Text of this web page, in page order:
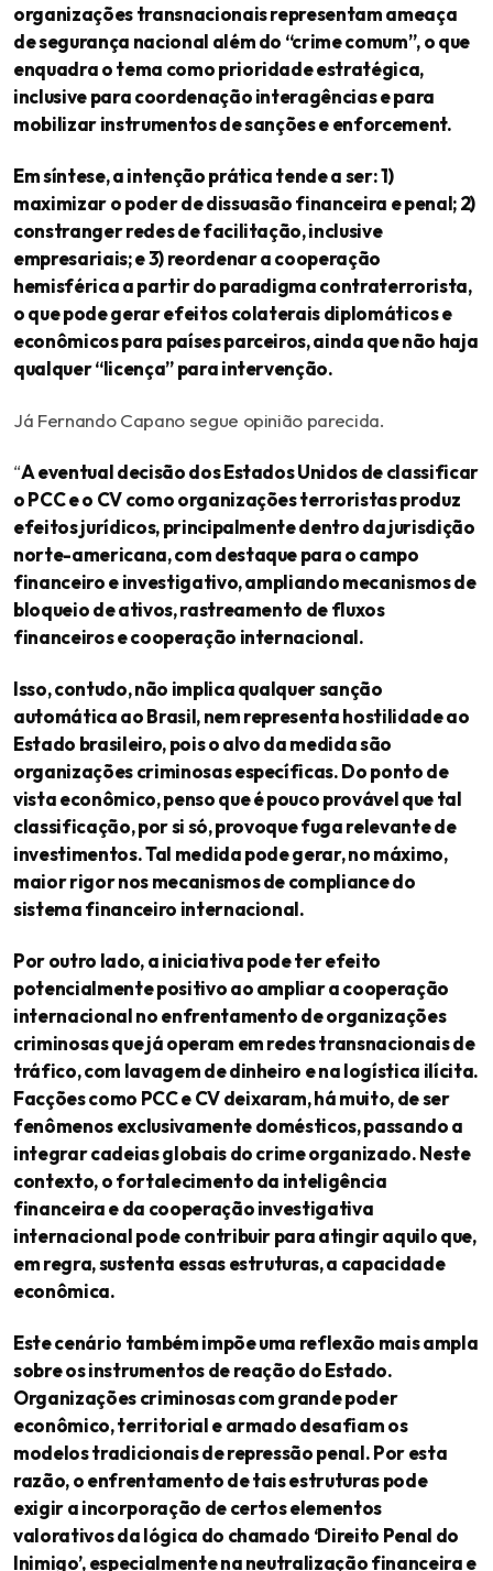
organizações transnacionais representam ameaça
de segurança nacional além do “crime comum”, o que
enquadra o tema como prioridade estratégica,
inclusive para coordenação interagências e para
mobilizar instrumentos de sanções e enforcement.
Em síntese, a intenção prática tende a ser: 1)
maximizar o poder de dissuasão financeira e penal; 2)
constranger redes de facilitação, inclusive
empresariais; e 3) reordenar a cooperação
hemisférica a partir do paradigma contraterrorista,
o que pode gerar efeitos colaterais diplomáticos e
econômicos para países parceiros, ainda que não haja
qualquer “licença” para intervenção.
Já Fernando Capano segue opinião parecida.
“A eventual decisão dos Estados Unidos de classificar
o PCC e o CV como organizações terroristas produz
efeitos jurídicos, principalmente dentro da jurisdição
norte-americana, com destaque para o campo
financeiro e investigativo, ampliando mecanismos de
bloqueio de ativos, rastreamento de fluxos
financeiros e cooperação internacional.
Isso, contudo, não implica qualquer sanção
automática ao Brasil, nem representa hostilidade ao
Estado brasileiro, pois o alvo da medida são
organizações criminosas específicas. Do ponto de
vista econômico, penso que é pouco provável que tal
classificação, por si só, provoque fuga relevante de
investimentos. Tal medida pode gerar, no máximo,
maior rigor nos mecanismos de compliance do
sistema financeiro internacional.
Por outro lado, a iniciativa pode ter efeito
potencialmente positivo ao ampliar a cooperação
internacional no enfrentamento de organizações
criminosas que já operam em redes transnacionais de
tráfico, com lavagem de dinheiro e na logística ilícita.
Facções como PCC e CV deixaram, há muito, de ser
fenômenos exclusivamente domésticos, passando a
integrar cadeias globais do crime organizado. Neste
contexto, o fortalecimento da inteligência
financeira e da cooperação investigativa
internacional pode contribuir para atingir aquilo que,
em regra, sustenta essas estruturas, a capacidade
econômica.
Este cenário também impõe uma reflexão mais ampla
sobre os instrumentos de reação do Estado.
Organizações criminosas com grande poder
econômico, territorial e armado desafiam os
modelos tradicionais de repressão penal. Por esta
razão, o enfrentamento de tais estruturas pode
exigir a incorporação de certos elementos
valorativos da lógica do chamado ‘Direito Penal do
Inimigo’, especialmente na neutralização financeira e